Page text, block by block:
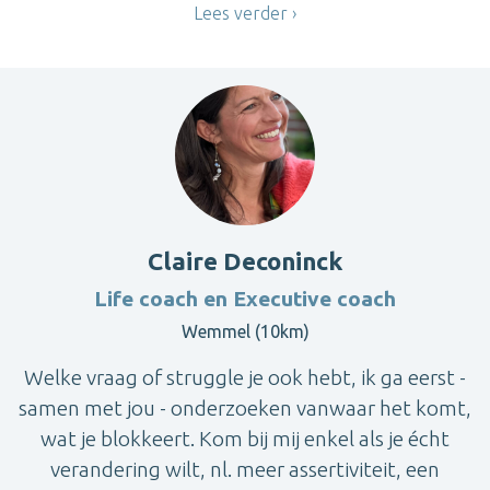
Lees verder
Claire Deconinck
Life coach en Executive coach
Wemmel (10km)
Welke vraag of struggle je ook hebt, ik ga eerst -
samen met jou - onderzoeken vanwaar het komt,
wat je blokkeert. Kom bij mij enkel als je écht
verandering wilt, nl. meer assertiviteit, een